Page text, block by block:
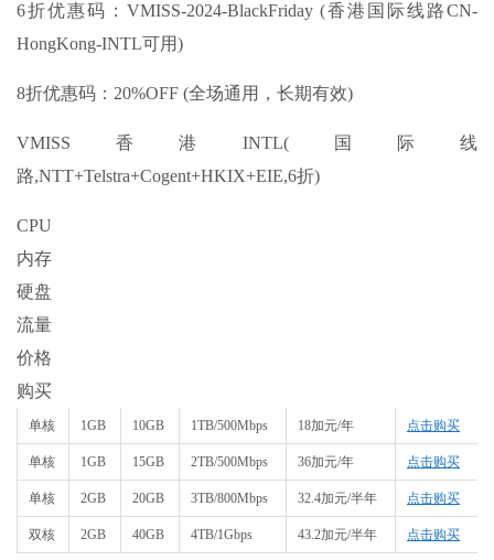
6折优惠码：VMISS-2024-BlackFriday (香港国际线路CN-
HongKong-INTL可用)
8折优惠码：20%OFF (全场通用，长期有效)
VMISS香港INTL(国际线
路,NTT+Telstra+Cogent+HKIX+EIE,6折)
CPU
内存
硬盘
流量
价格
购买
单核 1GB 10GB 1TB/500Mbps 18加元/年 点击购买
单核 1GB 15GB 2TB/500Mbps 36加元/年 点击购买
单核 2GB 20GB 3TB/800Mbps 32.4加元/半年 点击购买
双核 2GB 40GB 4TB/1Gbps 43.2加元/半年 点击购买